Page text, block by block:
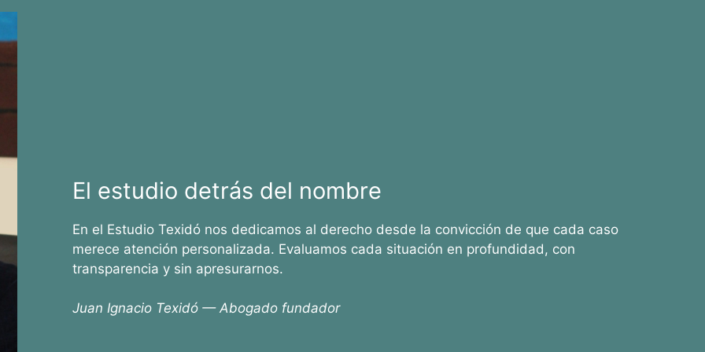
El estudio detrás del nombre
En el Estudio Texidó nos dedicamos al derecho desde la convicción de que cada caso
merece atención personalizada. Evaluamos cada situación en profundidad, con
transparencia y sin apresurarnos.
Juan Ignacio Texidó — Abogado fundador